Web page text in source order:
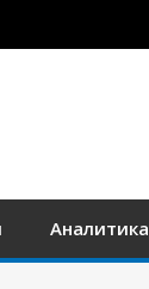
Аналитика